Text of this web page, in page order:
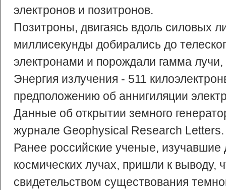
электронов и позитронов.
Позитроны, двигаясь вдоль силовых
миллисекунды добирались до
электронами и порождали гамма
Энергия излучения - 511
предположению об аннигиляции
Данные об открытии земного
журнале Geophysical Research Letters.
Ранее российские ученые, изучавшие
космических лучах, пришли к
свидетельством существования